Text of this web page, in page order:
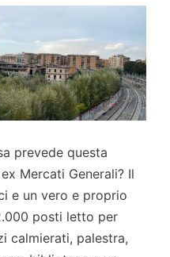
prevede questa
Mercati Generali? Il
e un vero e proprio
posti letto per
calmierati, palestra,